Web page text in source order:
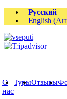
Русский
English (
О
нас
ТурыОтзывы